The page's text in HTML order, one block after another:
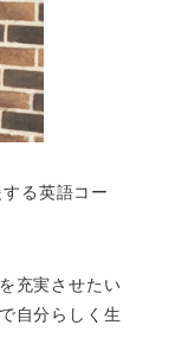
る英語コー
充実させたい
自分らしく生